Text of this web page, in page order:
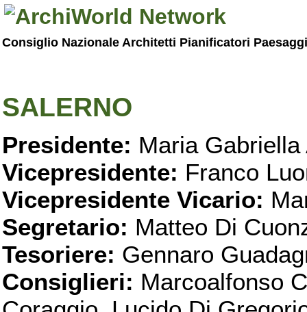
Consiglio Nazionale Architetti Pianificatori
SALERNO
Presidente: Maria Gabriella
Vicepresidente: Franco
Vicepresidente Vicario:
Segretario: Matteo Di
Tesoriere: Gennaro
Consiglieri: Marcoalfonso